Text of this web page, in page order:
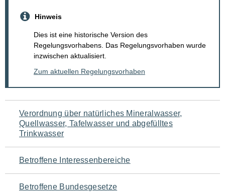
Hinweis
Dies ist eine historische Version des
Regelungsvorhabens. Das Regelungsvorhaben wurde
inzwischen aktualisiert.
Zum aktuellen Regelungsvorhaben
Navigation
für
den
Seiteninhalt
Verordnung über natürliches Mineralwasser,
Quellwasser, Tafelwasser und abgefülltes
Trinkwasser
Betroffene Interessenbereiche
Betroffene Bundesgesetze